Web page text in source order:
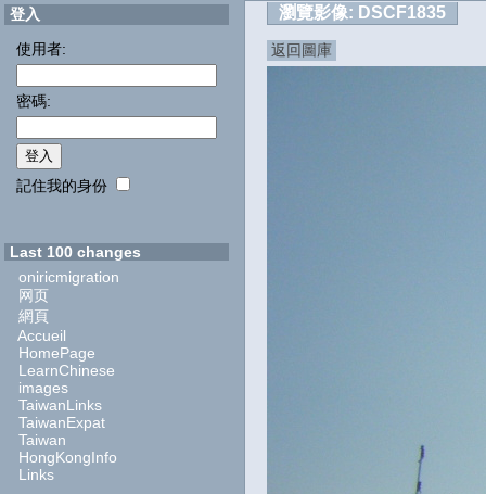
登入
使用者:
密碼:
記住我的身份
Last 100 changes
oniricmigration
网页
網頁
Accueil
HomePage
LearnChinese
images
TaiwanLinks
TaiwanExpat
Taiwan
HongKongInfo
Links
瀏覽影像: DSCF1835
返回圖庫